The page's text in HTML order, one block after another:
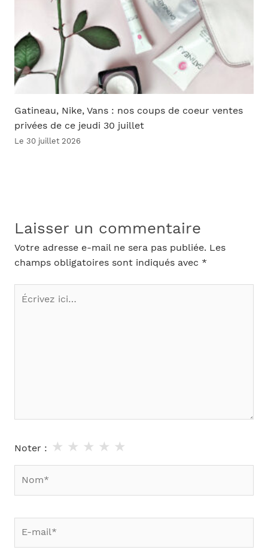
Gatineau, Nike, Vans : nos coups de coeur ventes
privées de ce jeudi 30 juillet
Le 30 juillet 2026
Laisser un commentaire
Votre adresse e-mail ne sera pas publiée. Les
champs obligatoires sont indiqués avec *
Écrivez
Noter : ★
★
★
★
★